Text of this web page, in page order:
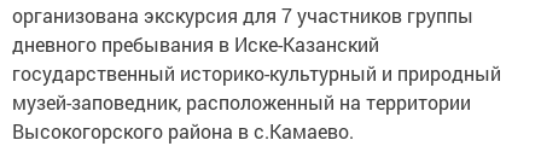
организована экскурсия для 7 участников группы
дневного пребывания в Иске-Казанский
государственный историко-культурный и природный
музей-заповедник, расположенный на территории
Высокогорского района в с.Камаево.